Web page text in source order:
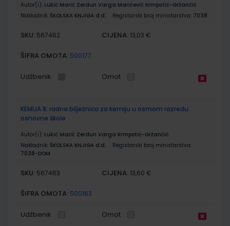
Autor(i): Lukić Marić Zerdun Varga Maričević Krmpotić-Gržančić
Nakladnik: ŠKOLSKA KNJIGA d.d. Registarski broj ministarstva: 7038
SKU: 567462 CIJENA: 13,03 €
ŠIFRA OMOTA: 500177
Udžbenik Omot
KEMIJA 8; radna bilježnica za kemiju u osmom razredu
osnovne škole
Autor(i): Lukić Marić Zerdun Varga Krmpotić-Gržančić
Nakladnik: ŠKOLSKA KNJIGA d.d.
Registarski broj ministarstva:
7038-DOM
SKU: 567463 CIJENA: 13,60 €
ŠIFRA OMOTA: 500163
Udžbenik Omot